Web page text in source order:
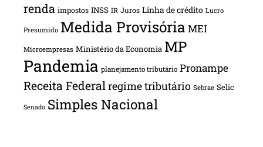
renda impostos INSS IR Juros Linha de crédito Lucro
Presumido Medida Provisória MEI
Microempresas Ministério da Economia MP
Pandemia planejamento tributário Pronampe
Receita Federalregime tributário Sebrae Selic
Senado Simples Nacional